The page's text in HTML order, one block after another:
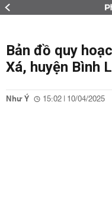
Bản đồ quy
Xá, huyện Bình
Như Ý 15:02 | 10/04/2025